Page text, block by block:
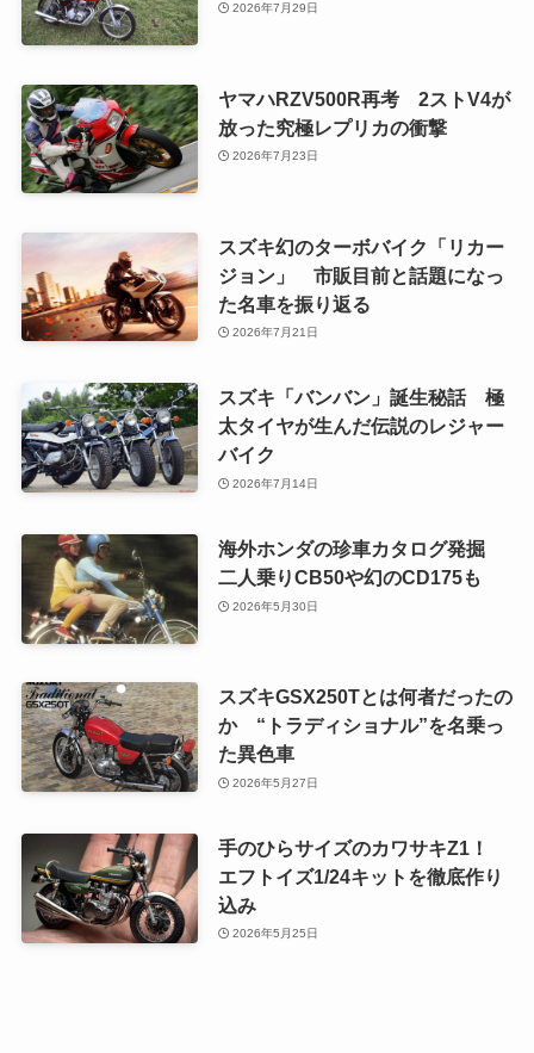
2026年7月29日
ヤマハRZV500R再考 2ストV4が
放った究極レプリカの衝撃
2026年7月23日
スズキ幻のターボバイク「リカー
ジョン」 市販目前と話題になっ
た名車を振り返る
2026年7月21日
スズキ「バンバン」誕生秘話 極
太タイヤが生んだ伝説のレジャー
バイク
2026年7月14日
海外ホンダの珍車カタログ発掘
二人乗りCB50や幻のCD175も
2026年5月30日
スズキGSX250Tとは何者だったの
か “トラディショナル”を名乗っ
た異色車
2026年5月27日
手のひらサイズのカワサキZ1！
エフトイズ1/24キットを徹底作り
込み
2026年5月25日